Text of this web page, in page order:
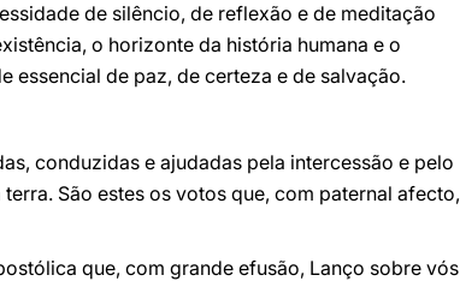
de silêncio, de reflexão e de meditação
o horizonte da história humana e o
essencial de paz, de certeza e de salvação.
conduzidas e ajudadas pela intercessão e pelo
São estes os votos que, com paternal afecto,
que, com grande efusão, Lanço sobre vós